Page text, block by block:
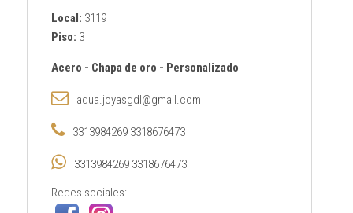
Local: 3119
Piso: 3
Acero - Chapa de oro - Personalizado
aqua.joyasgdl@gmail.com
3313984269 3318676473
3313984269 3318676473
Redes sociales: